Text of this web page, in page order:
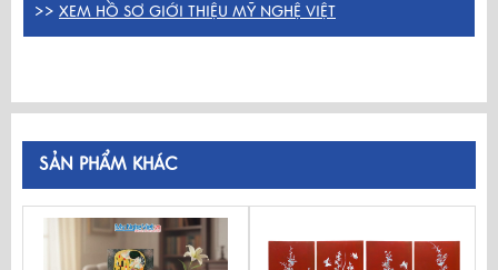
>> XEM HỒ SƠ GIỚI THIỆU MỸ NGHỆ VIỆT
SẢN PHẨM KHÁC